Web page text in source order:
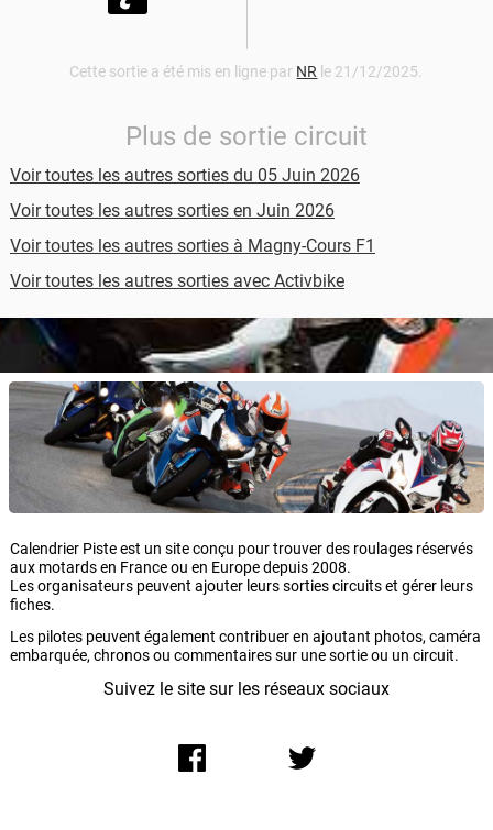
Cette sortie a été mis en ligne par NR le 21/12/2025.
Plus de sortie circuit
Voir toutes les autres sorties du 05 Juin 2026
Voir toutes les autres sorties en Juin 2026
Voir toutes les autres sorties à Magny-Cours F1
Voir toutes les autres sorties avec Activbike
Calendrier Piste est un site conçu pour trouver des roulages réservés
aux motards en France ou en Europe depuis 2008.
Les organisateurs peuvent ajouter leurs sorties circuits et gérer leurs
fiches.
Les pilotes peuvent également contribuer en ajoutant photos, caméra
embarquée, chronos ou commentaires sur une sortie ou un circuit.
Suivez le site sur les réseaux sociaux